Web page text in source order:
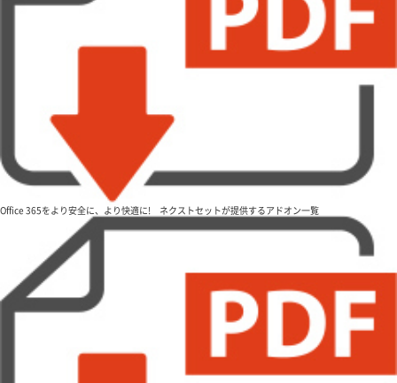
Office 365をより安全に、より快適に! ネクストセットが提供するアドオン一覧